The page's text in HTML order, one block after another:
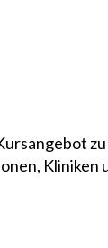
Kliniken